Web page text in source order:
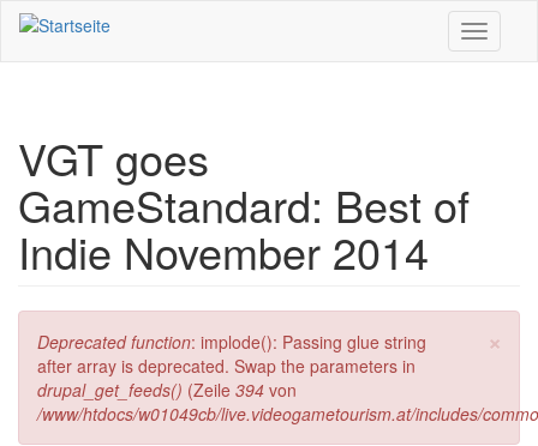
Direkt zum Inhalt
Toggle
VGT goes
GameStandard: Best of
Indie November 2014
×
Fehlermeldung
Deprecated function: implode(): Passing glue string
after array is deprecated. Swap the parameters in
drupal_get_feeds() (Zeile 394 von
/www/htdocs/w01049cb/live.videogametourism.at/includes/